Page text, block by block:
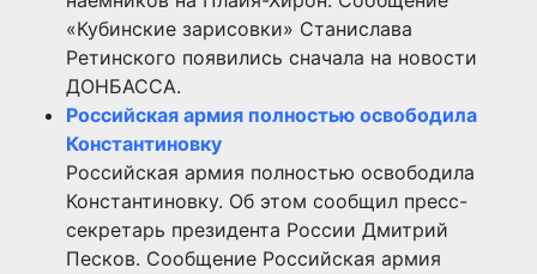
«Кубинские зарисовки» Станислава
Ретинского появились сначала на новости
ДОНБАССА.
Российская армия полностью освободила
Константиновку
Российская армия полностью освободила
Константиновку. Об этом сообщил пресс-
секретарь президента России Дмитрий
Песков. Сообщение Российская армия